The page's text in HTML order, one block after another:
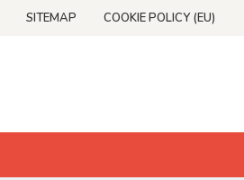
SITEMAP COOKIE POLICY (EU)